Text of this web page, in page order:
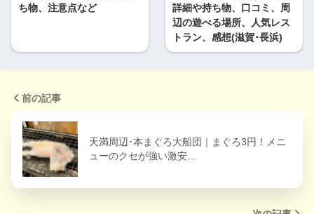
ち物、注意点など
詳細や持ち物、口コミ、周
辺の遊べる場所、人気レス
トラン、感想(滋賀･長浜)
前の記事
天満周辺･本まぐろ大船団｜まぐろ3円！メニ
ューのクセが強い激安…